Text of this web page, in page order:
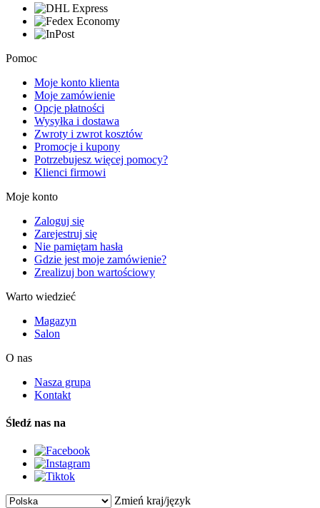
Pomoc
Moje konto klienta
Moje zamówienie
Opcje płatności
Wysyłka i dostawa
Zwroty i zwrot kosztów
Promocje i kupony
Potrzebujesz więcej pomocy?
Klienci firmowi
Moje konto
Zaloguj się
Zarejestruj się
Nie pamiętam hasła
Gdzie jest moje zamówienie?
Zrealizuj bon wartościowy
Warto wiedzieć
Magazyn
Salon
O nas
Nasza grupa
Kontakt
Śledź nas na
Zmień kraj/język